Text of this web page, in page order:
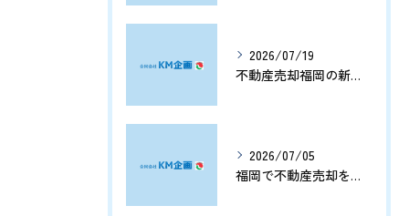
2026/07/19
不動産売却福岡の新展開と資産価値を守る売却戦略まとめ
2026/07/05
福岡で不動産売却をプロに任せて相続や資産整理をスムーズに進める方法